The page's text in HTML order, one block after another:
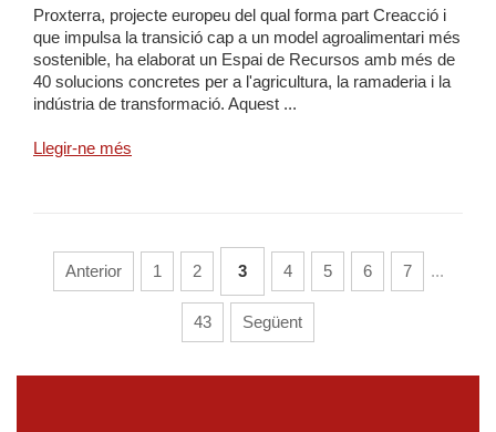
Proxterra, projecte europeu del qual forma part Creacció i
que impulsa la transició cap a un model agroalimentari més
sostenible, ha elaborat un Espai de Recursos amb més de
40 solucions concretes per a l'agricultura, la ramaderia i la
indústria de transformació. Aquest ...
Llegir-ne més
Anterior 1 2 3 4 5 6 7 ...
43 Següent